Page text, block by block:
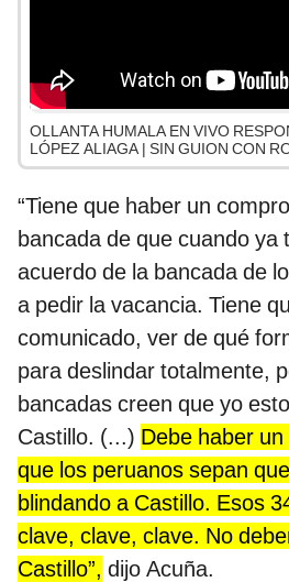
OLLANTA HUMALA EN VIVO
LÓPEZ ALIAGA | SIN GUION CON
“Tiene que haber un
bancada de que cuando ya
acuerdo de la bancada de
a pedir la vacancia. Tiene
comunicado, ver de qué
para deslindar totalmente,
bancadas creen que yo
Castillo. (...) Debe haber
que los peruanos sepan
blindando a Castillo. Esos
clave, clave, clave. No
Castillo”, dijo Acuña.